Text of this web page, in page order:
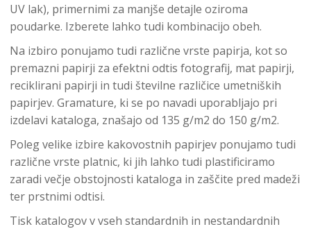
UV lak), primernimi za manjše detajle oziroma
poudarke. Izberete lahko tudi kombinacijo obeh.
Na izbiro ponujamo tudi različne vrste papirja, kot so
premazni papirji za efektni odtis fotografij, mat papirji,
reciklirani papirji in tudi številne različice umetniških
papirjev. Gramature, ki se po navadi uporabljajo pri
izdelavi kataloga, znašajo od 135 g/m2 do 150 g/m2.
Poleg velike izbire kakovostnih papirjev ponujamo tudi
različne vrste platnic, ki jih lahko tudi plastificiramo
zaradi večje obstojnosti kataloga in zaščite pred madeži
ter prstnimi odtisi.
Tisk katalogov v vseh standardnih in nestandardnih